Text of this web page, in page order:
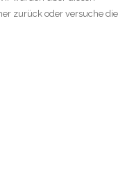
zurück oder versuche die